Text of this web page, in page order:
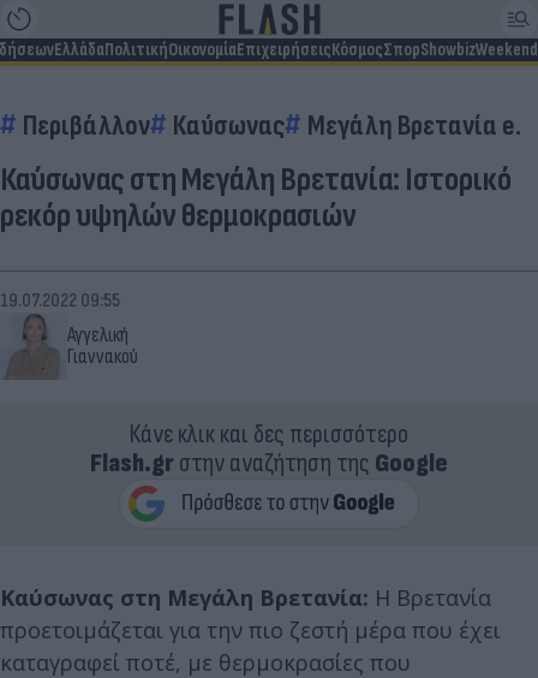
ΕλλάδαΠολιτικήΟικονομίαΕπιχειρήσειςΚόσμοςΣπορShowbizWeekend
Περιβάλλον Καύσωνας Μεγάλη Βρετανία e.
Καύσωνας στη Μεγάλη Βρετανία: Ιστορικό
ρεκόρ υψηλών θερμοκρασιών
Αγγελική
Γιαννακού
19.07.2022 09:55
Κάνε κλικ και δες περισσότερο
Flash.grστην αναζήτηση της Google
Καύσωνας στη Μεγάλη Βρετανία: Η Βρετανία
προετοιμάζεται για την πιο ζεστή μέρα που έχει
καταγραφεί ποτέ, με θερμοκρασίες που